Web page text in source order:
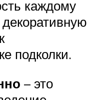
каждому
подколки.
– это